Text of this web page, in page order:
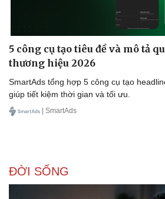
5 công cụ tạo tiêu đề và mô tả
thương hiệu 2026
SmartAds tổng hợp 5 công cụ tạo
giúp tiết kiệm thời gian và tối ưu.
| SmartAds
ĐỜI SỐNG